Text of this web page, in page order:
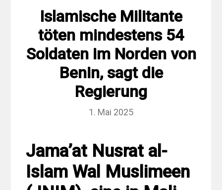
Islamische Militante
töten mindestens 54
Soldaten im Norden von
Benin, sagt die
Regierung
1. Mai 2025
Jama’at Nusrat al-
Islam Wal Muslimeen